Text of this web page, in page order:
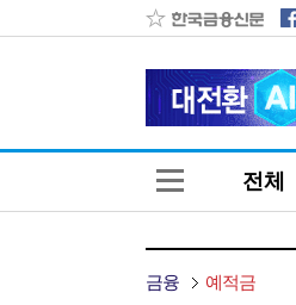
전체
금융 예적금